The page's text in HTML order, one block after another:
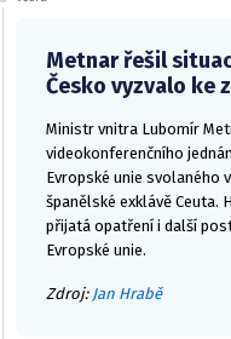
Metnar řešil
Česko vyzvalo ke
Ministr vnitra Lubomír
videokonferenčního
Evropské unie svolaného
španělské exklávě Ceuta.
přijatá opatření i další
Evropské unie.
Zdroj: Jan Hrabě